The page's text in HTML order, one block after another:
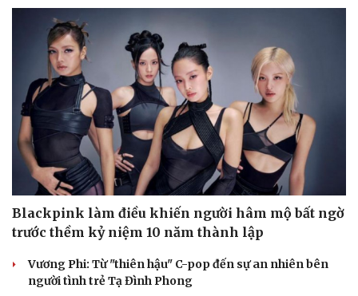
Du lịch
Tư vấn
check-in
Podcast
Câu chuyện thời sự
Cửa sổ tình yêu
Kể chuyện cho bé
Blackpink làm điều khiến người hâm mộ bất ngờ
trước thềm kỷ niệm 10 năm thành lập
Vương Phi: Từ "thiên hậu" C-pop đến sự an nhiên bên
người tình trẻ Tạ Đình Phong